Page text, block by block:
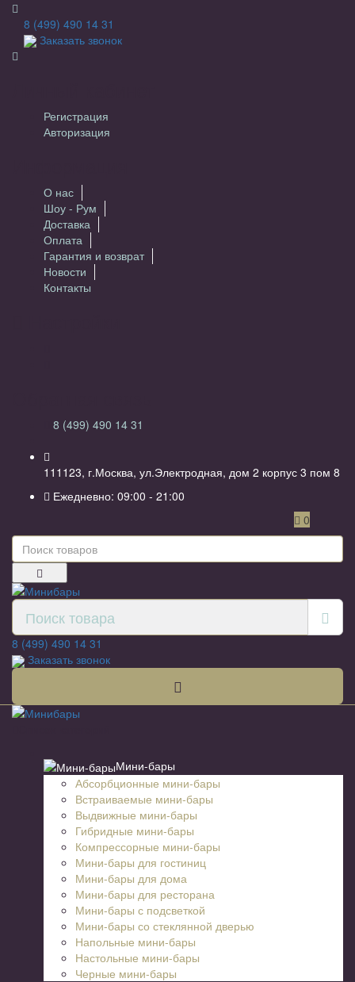
8 (499) 490 14 31
Заказать звонок
Регистрация
Авторизация
О нас
Шоу - Рум
Доставка
Оплата
Гарантия и возврат
Новости
Контакты
8 (499) 490 14 31
111123, г.Москва, ул.Электродная, дом 2 корпус 3 пом 8
Ежедневно: 09:00 - 21:00
0
8 (499) 490 14 31
Заказать звонок
Мини-бары
Абсорбционные мини-бары
Встраиваемые мини-бары
Выдвижные мини-бары
Гибридные мини-бары
Компрессорные мини-бары
Мини-бары для гостиниц
Мини-бары для дома
Мини-бары для ресторана
Мини-бары с подсветкой
Мини-бары со стеклянной дверью
Напольные мини-бары
Настольные мини-бары
Черные мини-бары